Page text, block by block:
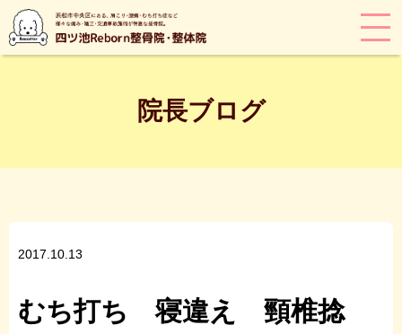
院長ブログ
2017.10.13
むち打ち 寝違え 頸椎捻